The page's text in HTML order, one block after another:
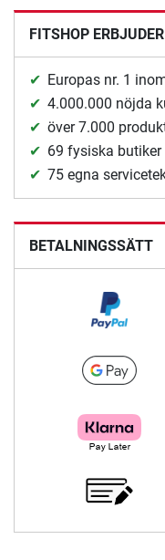
FITSHOP ERBJUDER
Europas nr. 1
4.000.000 nöjda
över 7.000
69 fysiska butiker
75 egna
BETALNINGSSÄTT